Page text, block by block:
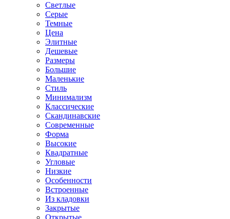
Светлые
Серые
Темные
Цена
Элитные
Дешевые
Размеры
Большие
Маленькие
Стиль
Минимализм
Классические
Скандинавские
Современные
Форма
Высокие
Квадратные
Угловые
Низкие
Особенности
Встроенные
Из кладовки
Закрытые
Открытые